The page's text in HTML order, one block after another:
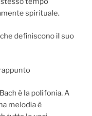
spirituale.
definiscono il suo
è la polifonia. A
melodia è